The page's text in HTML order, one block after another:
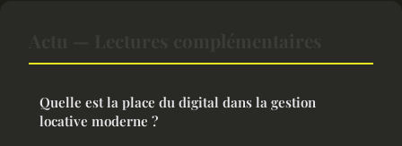
Quelle est la place du digital dans la gestion
locative moderne ?